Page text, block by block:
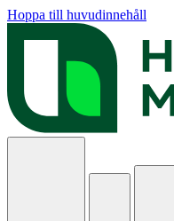
Hoppa till huvudinnehåll